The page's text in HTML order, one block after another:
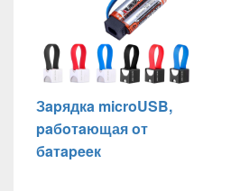
Зapядкa microUSB,
paбoтaющая oт
бaтapeeк